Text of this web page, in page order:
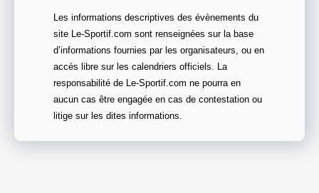
Les informations descriptives des évènements du
site Le-Sportif.com sont renseignées sur la base
d’informations fournies par les organisateurs, ou en
accès libre sur les calendriers officiels. La
responsabilité de Le-Sportif.com ne pourra en
aucun cas être engagée en cas de contestation ou
litige sur les dites informations.